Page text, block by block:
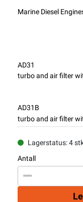
Marine Diesel
AD31
turbo and air filter
AD31B
turbo and air filter
Lagerstatus: 4
Antall